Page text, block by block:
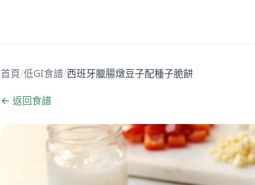
首頁/低GI食譜/西班牙臘腸燉豆子配種子脆餅
← 返回食譜